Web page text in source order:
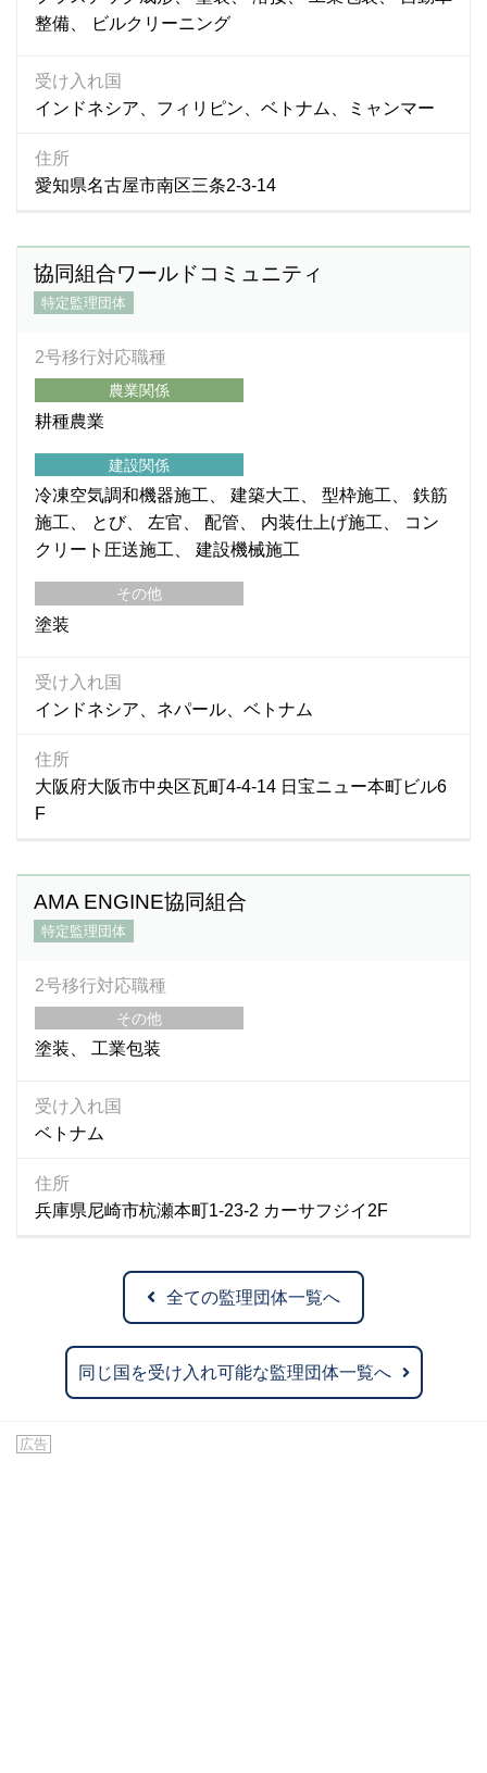
整備
ビルクリーニング
受け入れ国
インドネシア、フィリピン、ベトナム、ミャンマー
住所
愛知県名古屋市南区三条2-3-14
協同組合ワールドコミュニティ
特定監理団体
2号移行対応職種
農業関係
耕種農業
建設関係
冷凍空気調和機器施工 建築大工 型枠施工
鉄筋
施工
とび 左官 配管 内装仕上げ施工
コン
クリート圧送施工
建設機械施工
その他
塗装
受け入れ国
インドネシア、ネパール、ベトナム
住所
大阪府大阪市中央区瓦町4-4-14 日宝ニュー本町ビル6
F
AMA ENGINE協同組合
特定監理団体
2号移行対応職種
その他
塗装 工業包装
受け入れ国
ベトナム
住所
兵庫県尼崎市杭瀬本町1-23-2 カーサフジイ2F
全ての監理団体一覧へ
同じ国を受け入れ可能な監理団体一覧へ
広告